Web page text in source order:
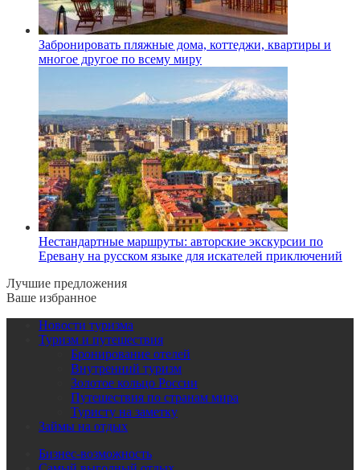
Забронировать пляжные дома, коттеджи, квартиры и
многое другое по всему миру
Нестандартные маршруты: авторские экскурсии по
Еревану на русском языке для искателей приключений
Лучшие предложения
Ваше избранное
Новости туризма
Туризм и путешествия
Бронирование отелей
Внутренний туризм
Золотое кольцо России
Путешествия по странам мира
Туристу на заметку
Займы на отдых
Бизнес-возможность